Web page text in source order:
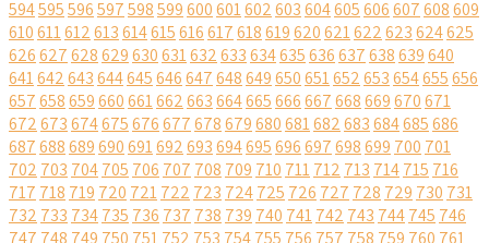
594595596597598599600601602603604605606607608609
610611612613614615616617618619620621622623624625
626627628629630631632633634635636637638639640
641642643644645646647648649650651652653654655656
657658659660661662663664665666667668669670671
672673674675676677678679680681682683684685686
687688689690691692693694695696697698699 700 701
702 703 704705 706 707 708 709 710 711712 713 714715 716
717 718 719 720 721722 723 724725 726 727 728 729 730 731
732 733 734735 736 737 738 739 740 741742 743 744745 746